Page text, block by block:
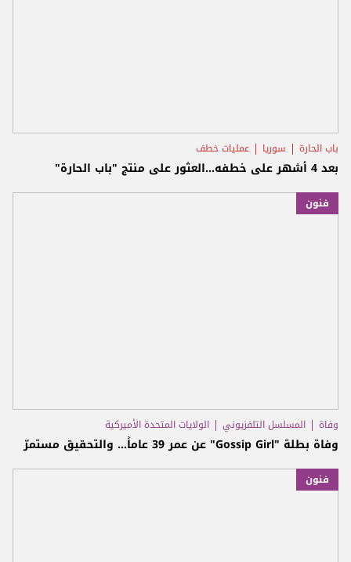
باب الحارة سوريا عمليات خطف
بعد 4 أشهر على خطفه...العثور على منتج "باب الحارة"
فنون
وفاة المسلسل التلفزيوني الولايات المتحدة الأميركية
وفاة بطلة "Gossip Girl" عن عمر 39 عاماً... والتحقيق مستمرّ
فنون